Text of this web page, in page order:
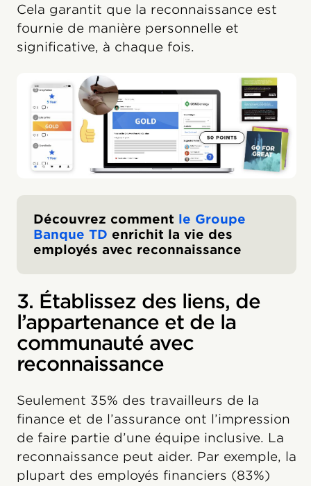
Cela garantit que la reconnaissance est
fournie de manière personnelle et
significative, à chaque fois.
Découvrez comment le Groupe
Banque TD enrichit la vie des
employés avec reconnaissance
3. Établissez des liens, de
l’appartenance et de la
communauté avec
reconnaissance
Seulement 35% des travailleurs de la
finance et de l’assurance ont l’impression
de faire partie d’une équipe inclusive. La
reconnaissance peut aider. Par exemple, la
plupart des employés financiers (83%)